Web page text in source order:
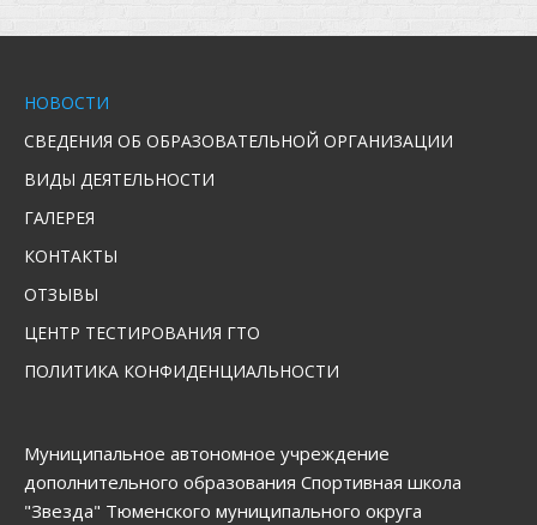
НОВОСТИ
СВЕДЕНИЯ ОБ ОБРАЗОВАТЕЛЬНОЙ ОРГАНИЗАЦИИ
ВИДЫ ДЕЯТЕЛЬНОСТИ
ГАЛЕРЕЯ
КОНТАКТЫ
ОТЗЫВЫ
ЦЕНТР ТЕСТИРОВАНИЯ ГТО
ПОЛИТИКА КОНФИДЕНЦИАЛЬНОСТИ
Муниципальное автономное учреждение
дополнительного образования Спортивная школа
"Звезда" Тюменского муниципального округа